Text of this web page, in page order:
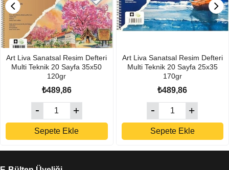
Art Liva Sanatsal Resim Defteri
Multi Teknik 20 Sayfa 35x50
120gr
₺489,86
Sepete Ekle
Art Liva Sanatsal Resim Defteri
Multi Teknik 20 Sayfa 25x35
170gr
₺489,86
Sepete Ekle